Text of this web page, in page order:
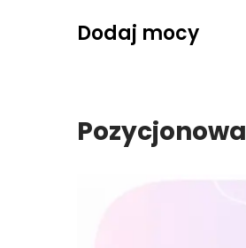
Dodaj mocy